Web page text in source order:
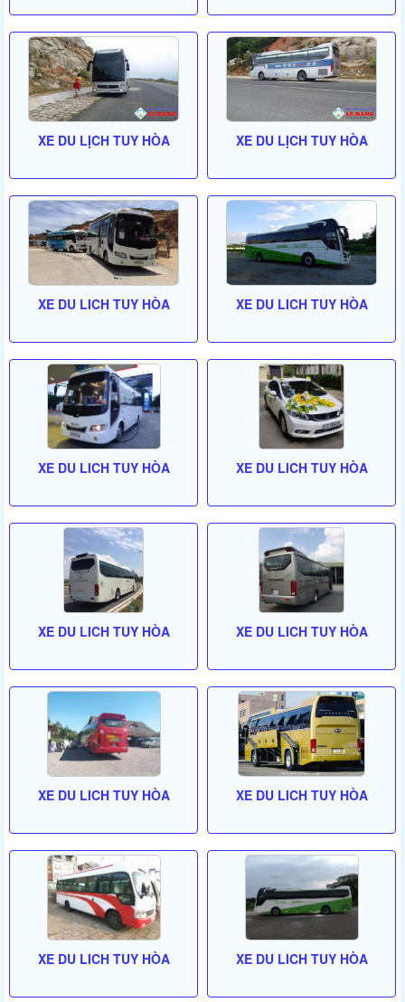
XE DU LỊCH TUY HÒA XE DU LỊCH TUY HÒA
XE DU LICH TUY HÒA XE DU LICH TUY HÒA
XE DU LICH TUY HÒA XE DU LICH TUY HÒA
XE DU LICH TUY HÒA XE DU LICH TUY HÒA
XE DU LICH TUY HÒA XE DU LICH TUY HÒA
XE DU LICH TUY HÒA XE DU LICH TUY HÒA